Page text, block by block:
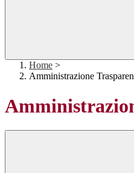
Home >
Amministrazione